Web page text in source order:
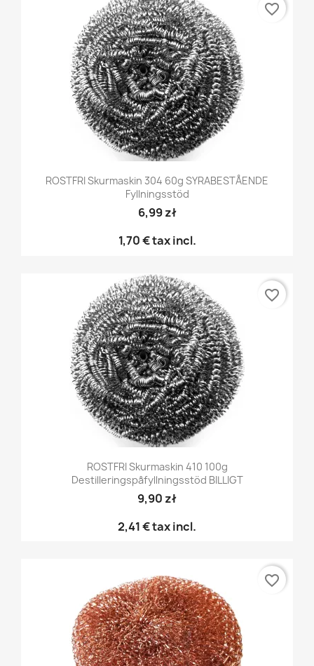
ROSTFRI Skurmaskin 304 60g SYRABESTÅENDE
Fyllningsstöd
6,99 zł
1,70 €tax incl.
favorite_border
ROSTFRI Skurmaskin 410 100g
Destilleringspåfyllningsstöd BILLIGT
9,90 zł
2,41 €tax incl.
favorite_border
favorite_border